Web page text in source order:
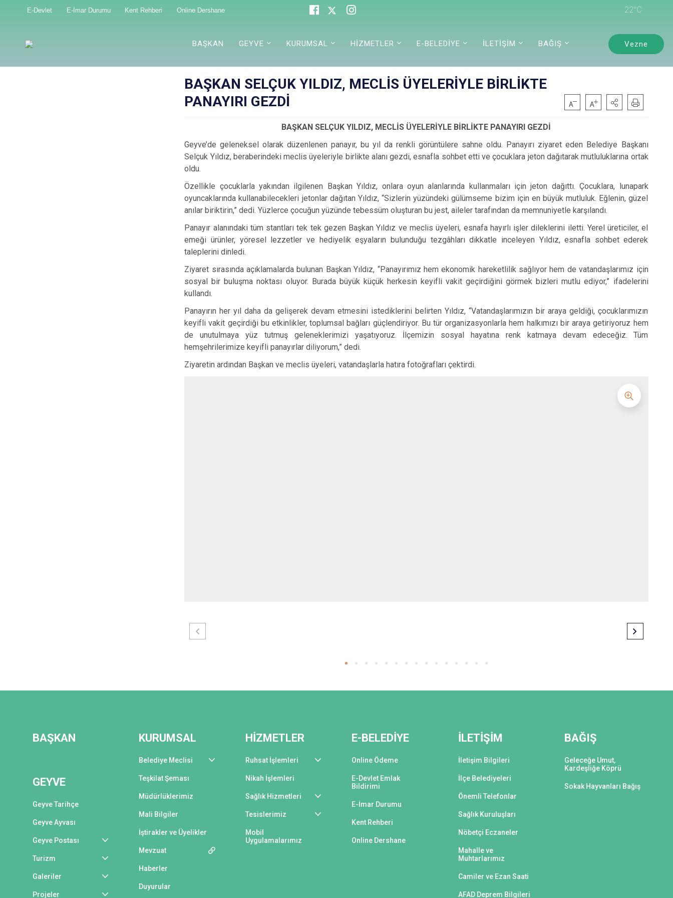
E-Devlet E-İmar Durumu Kent Rehberi Online Dershane 22°C
BAŞKAN GEYVE KURUMSAL HİZMETLER E-BELEDİYE İLETİŞİM BAĞIŞ Vezne
BAŞKAN SELÇUK YILDIZ, MECLİS ÜYELERİYLE BİRLİKTE
PANAYIRI GEZDİ
BAŞKAN SELÇUK YILDIZ, MECLİS ÜYELERİYLE BİRLİKTE PANAYIRI GEZDİ
Geyve’de geleneksel olarak düzenlenen panayır, bu yıl da renkli görüntülere sahne oldu. Panayırı ziyaret eden Belediye Başkanı
Selçuk Yıldız, beraberindeki meclis üyeleriyle birlikte alanı gezdi, esnafla sohbet etti ve çocuklara jeton dağıtarak mutluluklarına ortak
oldu.
Özellikle çocuklarla yakından ilgilenen Başkan Yıldız, onlara oyun alanlarında kullanmaları için jeton dağıttı. Çocuklara, lunapark
oyuncaklarında kullanabilecekleri jetonlar dağıtan Yıldız, “Sizlerin yüzündeki gülümseme bizim için en büyük mutluluk. Eğlenin, güzel
anılar biriktirin,” dedi. Yüzlerce çocuğun yüzünde tebessüm oluşturan bu jest, aileler tarafından da memnuniyetle karşılandı.
Panayır alanındaki tüm stantları tek tek gezen Başkan Yıldız ve meclis üyeleri, esnafa hayırlı işler dileklerini iletti. Yerel üreticiler, el
emeği ürünler, yöresel lezzetler ve hediyelik eşyaların bulunduğu tezgâhları dikkatle inceleyen Yıldız, esnafla sohbet ederek
taleplerini dinledi.
Ziyaret sırasında açıklamalarda bulunan Başkan Yıldız, “Panayırımız hem ekonomik hareketlilik sağlıyor hem de vatandaşlarımız için
sosyal bir buluşma noktası oluyor. Burada büyük küçük herkesin keyifli vakit geçirdiğini görmek bizleri mutlu ediyor,” ifadelerini
kullandı.
Panayırın her yıl daha da gelişerek devam etmesini istediklerini belirten Yıldız, “Vatandaşlarımızın bir araya geldiği, çocuklarımızın
keyifli vakit geçirdiği bu etkinlikler, toplumsal bağları güçlendiriyor. Bu tür organizasyonlarla hem halkımızı bir araya getiriyoruz hem
de unutulmaya yüz tutmuş geleneklerimizi yaşatıyoruz. İlçemizin sosyal hayatına renk katmaya devam edeceğiz. Tüm
hemşehrilerimize keyifli panayırlar diliyorum,” dedi.
Ziyaretin ardından Başkan ve meclis üyeleri, vatandaşlarla hatıra fotoğrafları çektirdi.
BAŞKAN
GEYVE
Geyve Tarihçe
Geyve Ayvası
Geyve Postası
Turizm
Galeriler
Projeler
KURUMSAL
Belediye Meclisi
Teşkilat Şeması
Müdürlüklerimiz
Mali Bilgiler
İştirakler ve Üyelikler
Mevzuat
Haberler
Duyurular
HİZMETLER
Ruhsat İşlemleri
Nikah İşlemleri
Sağlık Hizmetleri
Tesislerimiz
Mobil
Uygulamalarımız
E-BELEDİYE
Online Ödeme
E-Devlet Emlak
Bildirimi
E-İmar Durumu
Kent Rehberi
Online Dershane
İLETİŞİM
İletişim Bilgileri
İlçe Belediyeleri
Önemli Telefonlar
Sağlık Kuruluşları
Nöbetçi Eczaneler
Mahalle ve
Muhtarlarımız
Camiler ve Ezan Saati
AFAD Deprem Bilgileri
BAĞIŞ
Geleceğe Umut,
Kardeşliğe Köprü
Sokak Hayvanları Bağış